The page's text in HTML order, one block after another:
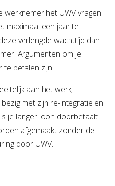
werknemer het UWV vragen
maximaal een jaar te
verlengde wachttijd dan
Argumenten om je
betalen zijn:
aan het werk;
met zijn re-integratie en
je langer loon doorbetaalt
afgemaakt zonder de
door UWV.